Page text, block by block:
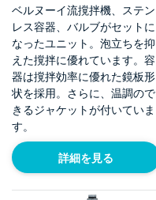
【KU-DTHB-J】
ベルヌーイ流撹拌機、ステン
レス容器、バルブがセットに
なったユニット。泡立ちを抑
えた撹拌に優れています。容
器は撹拌効率に優れた鏡板形
状を採用。さらに、温調ので
きるジャケットが付いていま
す。
詳細を見る